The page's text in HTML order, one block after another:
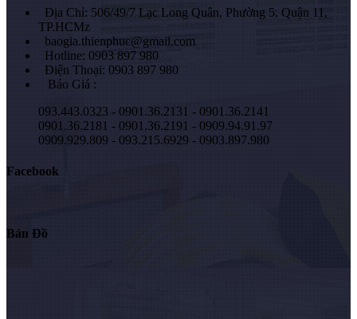
Địa Chỉ: 506/49/7 Lạc Long Quân, Phường 5, Quận 11,
TP.HCMz
baogia.thienphuc@gmail.com
Hotline: 0903 897 980
Điện Thoại: 0903 897 980
Báo Giá :
093.443.0323 - 0901.36.2131 - 0901.36.2141
0901.36.2181 - 0901.36.2191 - 0909.94.91.97
0909.929.809 - 093.215.6929 - 0903.897.980
Facebook
Bản Đồ